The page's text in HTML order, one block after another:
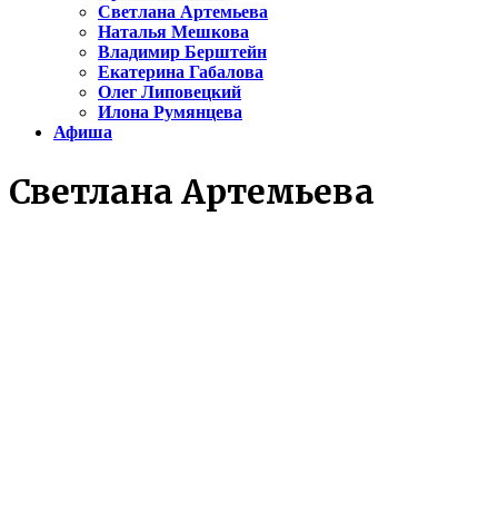
Светлана Артемьева
Наталья Мешкова
Владимир Берштейн
Екатерина Габалова
Олег Липовецкий
Илона Румянцева
Афиша
Светлана Артемьева